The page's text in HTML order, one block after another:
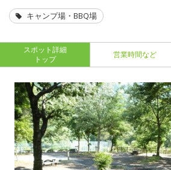
キャンプ場・BBQ場
スポット詳細
トップ
営業時間など